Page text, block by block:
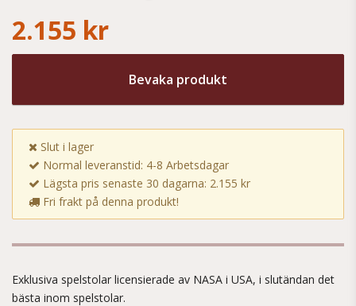
2.155 kr
Bevaka produkt
Slut i lager
Normal leveranstid: 4-8 Arbetsdagar
Lägsta pris senaste 30 dagarna: 2.155 kr
Fri frakt på denna produkt!
Exklusiva spelstolar licensierade av NASA i USA, i slutändan det
bästa inom spelstolar.